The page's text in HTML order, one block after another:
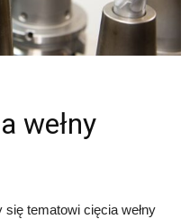
wełny
tematowi cięcia wełny